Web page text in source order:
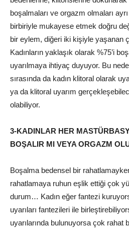
boşalmaları ve orgazm olmaları
birbiriyle mukayese etmek doğru
bir eylem, diğeri iki kişiyle yaşanan
Kadınların yaklaşık olarak %75’i
uyarılmaya ihtiyaç duyuyor. Bu
sırasında da kadın klitoral olarak
ya da klitoral uyarım
olabiliyor.
3-KADINLAR HER
BOŞALIR MI VEYA ORGAZM
Boşalma bedensel bir
rahatlamaya ruhun eşlik ettiği çok
durum… Kadın eğer fantezi
uyarıları fantezileri ile
uyarılarında bulunuyorsa çok rahat